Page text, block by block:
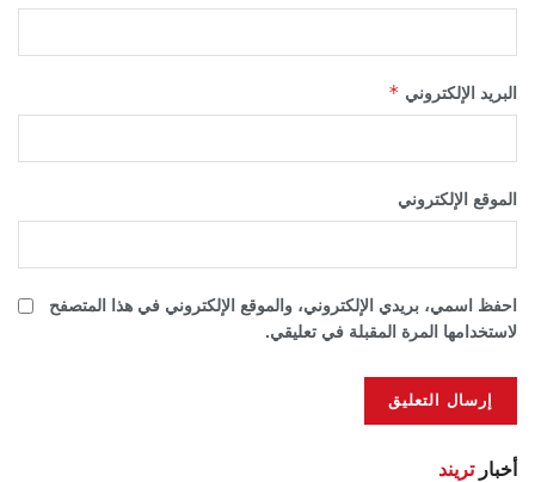
البريد الإلكتروني *
الموقع الإلكتروني
احفظ اسمي، بريدي الإلكتروني، والموقع الإلكتروني في هذا المتصفح
لاستخدامها المرة المقبلة في تعليقي.
أخبارتريند